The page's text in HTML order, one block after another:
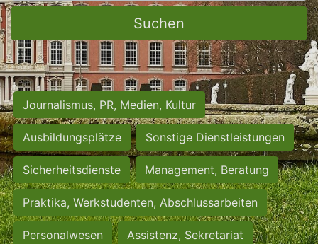
Suchen
Journalismus, PR, Medien, Kultur
Ausbildungsplätze Sonstige Dienstleistungen
Sicherheitsdienste Management, Beratung
Praktika, Werkstudenten, Abschlussarbeiten
Personalwesen Assistenz, Sekretariat